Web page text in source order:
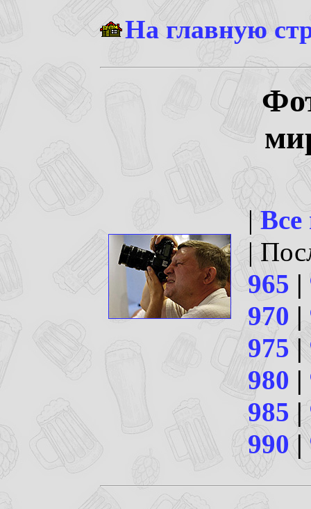
На главную
|
|
965 |
970 |
975|
980 |
985 |
990|